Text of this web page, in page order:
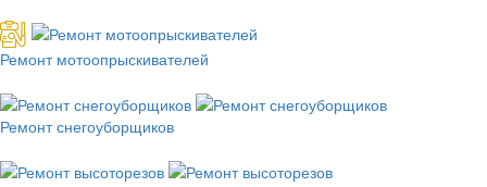
Ремонт мотоопрыскивателей
Ремонт снегоуборщиков